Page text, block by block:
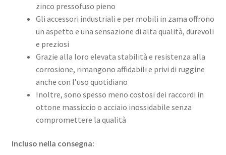
zinco pressofuso pieno
Gli accessori industriali e per mobili in zama offrono
un aspetto e una sensazione di alta qualità, durevoli
e preziosi
Grazie alla loro elevata stabilità e resistenza alla
corrosione, rimangono affidabili e privi di ruggine
anche con l’uso quotidiano
Inoltre, sono spesso meno costosi dei raccordi in
ottone massiccio o acciaio inossidabile senza
compromettere la qualità
Incluso nella consegna: